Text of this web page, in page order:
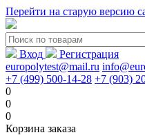
Перейти на старую версию
Вход
Регистрация
europolytest@mail.ru
+7 (499) 500-14-28 +7 (903)
0
0
0
Корзина заказа